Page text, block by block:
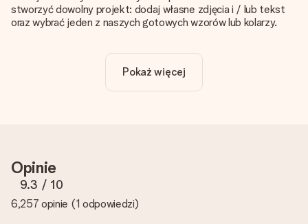
stworzyć dowolny projekt: dodaj własne zdjęcia i / lub tekst
oraz wybrać jeden z naszych gotowych wzorów lub kolarzy.
Cena podana na stronie internetowej obejmuje personalizację
Twojego prezentu - ilość zdjęć lub tekstów nie wpływa na
wysokiej jakości. Jeśli nie masz pewności co do jakości zdjęcia,
skontaktuj się z naszym działem obsługi klienta i dołącz
zdjęcie wraz z prezentem, który chcesz zamówić. Będą oni
mogli sprawdzić dla Ciebie jakość zdjęcia!
Pokaż więcej
Opinie
9.3 / 10
6,257 opinie (1 odpowiedzi)